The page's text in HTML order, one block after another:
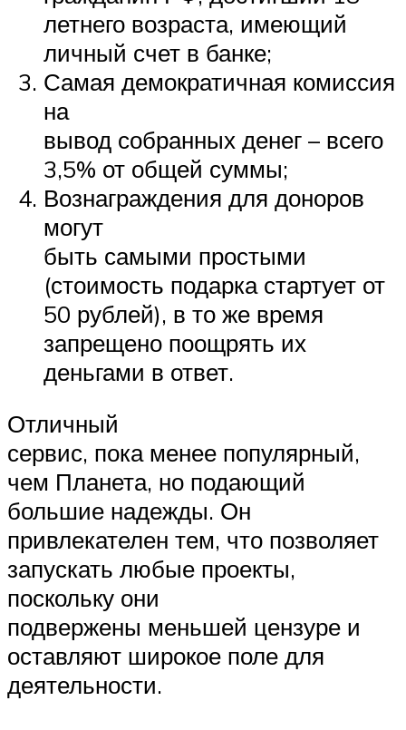
летнего возраста, имеющий
личный счет в банке;
Самая демократичная комиссия
на
вывод собранных денег – всего
3,5% от общей суммы;
Вознаграждения для доноров
могут
быть самыми простыми
(стоимость подарка стартует от
50 рублей), в то же время
запрещено поощрять их
деньгами в ответ.
Отличный
сервис, пока менее популярный,
чем Планета, но подающий
большие надежды. Он
привлекателен тем, что позволяет
запускать любые проекты,
поскольку они
подвержены меньшей цензуре и
оставляют широкое поле для
деятельности.